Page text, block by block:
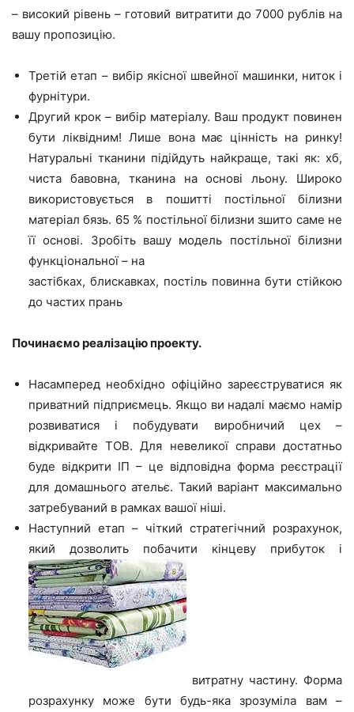
– високий рівень – готовий витратити до 7000 рублів на
вашу пропозицію.
Третій етап – вибір якісної швейної машинки, ниток і
фурнітури.
Другий крок – вибір матеріалу. Ваш продукт повинен
бути ліквідним! Лише вона має цінність на ринку!
Натуральні тканини підійдуть найкраще, такі як: хб,
чиста бавовна, тканина на основі льону. Широко
використовується в пошитті постільної білизни
матеріал бязь. 65 % постільної білизни зшито саме не
її основі. Зробіть вашу модель постільної білизни
функціональної – на
застібках, блискавках, постіль повинна бути стійкою
до частих прань
Починаємо реалізацію проекту.
Насамперед необхідно офіційно зареєструватися як
приватний підприємець. Якщо ви надалі маємо намір
розвиватися і побудувати виробничий цех –
відкривайте ТОВ. Для невеликої справи достатньо
буде відкрити ІП – це відповідна форма реєстрації
для домашнього ательє. Такий варіант максимально
затребуваний в рамках вашої ніші.
Наступний етап – чіткий стратегічний розрахунок,
який дозволить побачити кінцеву прибуток і
витратну частину. Форма
розрахунку може бути будь-яка зрозуміла вам –